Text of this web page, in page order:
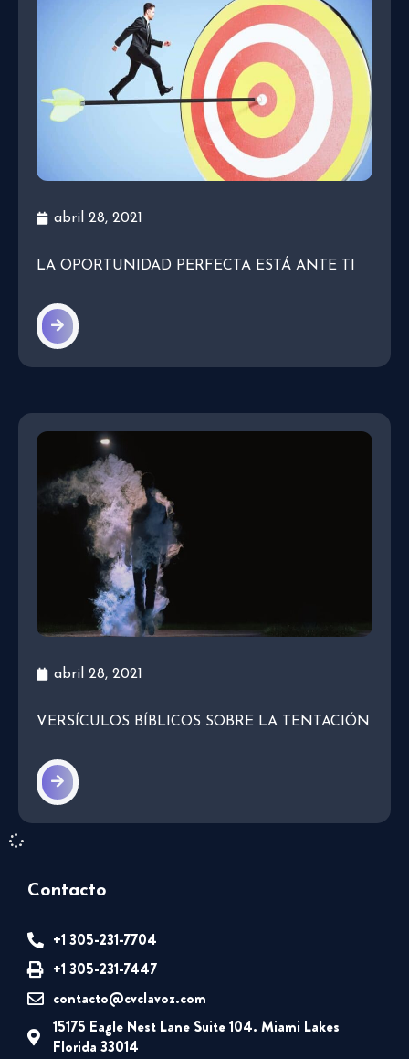
abril 28, 2021
LA OPORTUNIDAD PERFECTA ESTÁ ANTE TI
abril 28, 2021
VERSÍCULOS BÍBLICOS SOBRE LA TENTACIÓN
Contacto
+1 305-231-7704
+1 305-231-7447
contacto@cvclavoz.com
15175 Eagle Nest Lane Suite 104. Miami Lakes
Florida 33014